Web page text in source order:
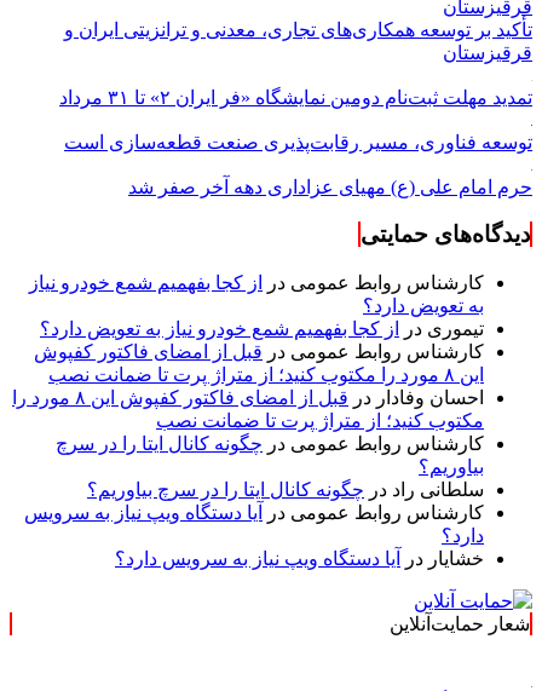
تأکید بر توسعه همکاری‌های تجاری، معدنی و ترانزیتی ایران و
قرقیزستان
تمدید مهلت ثبت‌نام دومین نمایشگاه «فر ایران ۲» تا ۳۱ مرداد
توسعه فناوری، مسیر رقابت‌پذیری صنعت قطعه‌سازی است
حرم امام علی (ع) مهیای عزاداری دهه آخر صفر شد
دیدگاه‌های حمایتی
کارشناس روابط عمومی در
از کجا بفهمیم شمع خودرو نیاز
به تعویض دارد؟
تیموری در
از کجا بفهمیم شمع خودرو نیاز به تعویض دارد؟
کارشناس روابط عمومی در قبل از امضای فاکتور کفپوش
این ۸ مورد را مکتوب کنید؛ از متراژ پرت تا ضمانت نصب
احسان وفادار در
قبل از امضای فاکتور کفپوش این ۸ مورد را
مکتوب کنید؛ از متراژ پرت تا ضمانت نصب
کارشناس روابط عمومی در چگونه کانال ایتا را در سرچ
بیاوریم؟
سلطانی راد در چگونه کانال ایتا را در سرچ بیاوریم؟
کارشناس روابط عمومی در
آیا دستگاه ویپ نیاز به سرویس
دارد؟
خشایار در آیا دستگاه ویپ نیاز به سرویس دارد؟
شعار حمایت‌آنلاین